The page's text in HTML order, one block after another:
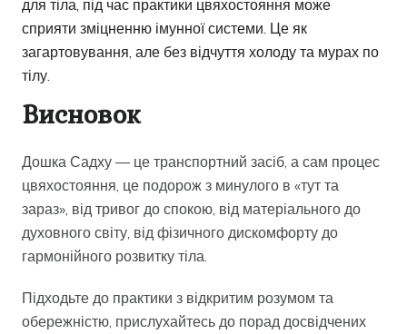
для тіла, під час практики цвяхостояння може
сприяти зміцненню імунної системи. Це як
загартовування, але без відчуття холоду та мурах по
тілу.
Висновок
Дошка Садху — це транспортний засіб, а сам процес
цвяхостояння, це подорож з минулого в «тут та
зараз», від тривог до спокою, від матеріального до
духовного світу, від фізичного дискомфорту до
гармонійного розвитку тіла.
Підходьте до практики з відкритим розумом та
обережністю, прислухайтесь до порад досвідчених